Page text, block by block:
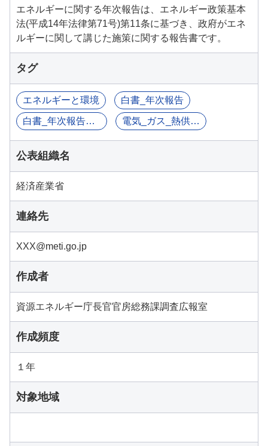
エネルギーに関する年次報告は、エネルギー政策基本
法(平成14年法律第71号)第11条に基づき、政府がエネ
ルギーに関して講じた施策に関する報告書です。
タグ
エネルギーと環境 白書_年次報告
白書_年次報告書等 電気_ガス_熱供給_水道業
公表組織名
経済産業省
連絡先
XXX@meti.go.jp
作成者
資源エネルギー庁長官官房総務課調査広報室
作成頻度
１年
対象地域